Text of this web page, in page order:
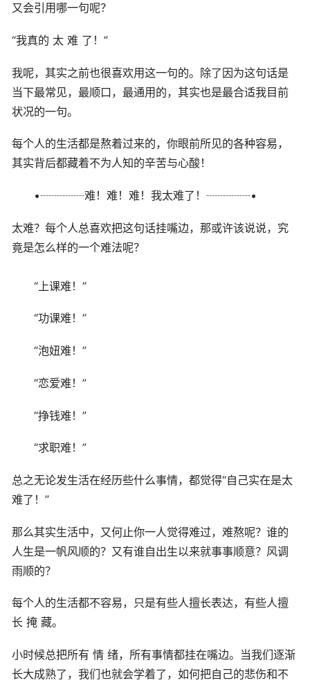
又会引用哪一句呢？
“我真的 太 难 了！”
我呢，其实之前也很喜欢用这一句的。除了因为这句话是
当下最常见，最顺口，最通用的，其实也是最合适我目前
状况的一句。
每个人的生活都是熬着过来的，你眼前所见的各种容易，
其实背后都藏着不为人知的辛苦与心酸！
•┈┈┈┈难！难！难！我太难了！┈┈┈┈•
太难？每个人总喜欢把这句话挂嘴边，那或许该说说，究
竟是怎么样的一个难法呢？
“上课难！”
“功课难！”
“泡妞难！”
“恋爱难！”
“挣钱难！”
“求职难！”
总之无论发生活在经历些什么事情，都觉得“自己实在是太
难了！”
那么其实生活中，又何止你一人觉得难过，难熬呢？谁的
人生是一帆风顺的？又有谁自出生以来就事事顺意？风调
雨顺的？
每个人的生活都不容易，只是有些人擅长表达，有些人擅
长 掩 藏。
小时候总把所有 情 绪，所有事情都挂在嘴边。当我们逐渐
长大成熟了，我们也就会学着了，如何把自己的悲伤和不